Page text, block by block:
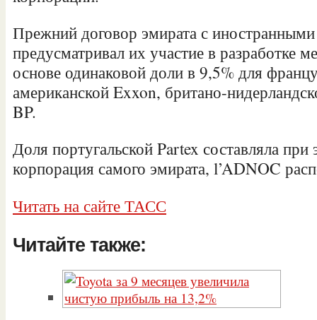
Прежний договор эмирата с
предусматривал их участие в разработке
основе одинаковой доли в 9,5% для
американской Exxon, британо-
BP.
Доля португальской Partex составляла
корпорация самого эмирата, l’ADNOC
Читать на сайте ТАСС
Читайте также: